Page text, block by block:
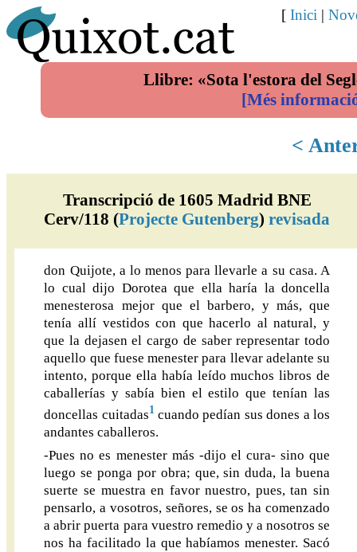
Llibre: «Sota l'estora del
[Més
[ Inici |
<
Transcripció de 1605 Madrid BNE
Cerv/118 (Projecte Gutenberg)revisada
don Quijote, a lo menos para llevarle a su casa. A
lo cual dijo Dorotea que ella haría la doncella
menesterosa mejor que el barbero, y más, que
tenía allí vestidos con que hacerlo al natural, y
que la dejasen el cargo de saber representar todo
aquello que fuese menester para llevar adelante su
intento, porque ella había leído muchos libros de
caballerías y sabía bien el estilo que tenían las
doncellas cuitadas1cuando pedían sus dones a los
andantes caballeros.
-Pues no es menester más -dijo el cura- sino que
luego se ponga por obra; que, sin duda, la buena
suerte se muestra en favor nuestro, pues, tan sin
pensarlo, a vosotros, señores, se os ha comenzado
a abrir puerta para vuestro remedio y a nosotros se
nos ha facilitado la que habíamos menester. Sacó